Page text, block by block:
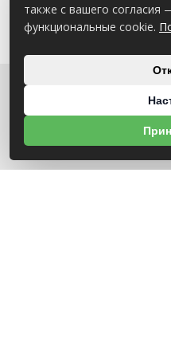
УНП 791418934 ООО МАГАЗИН
также с вашего согласия
функциональные cookie.